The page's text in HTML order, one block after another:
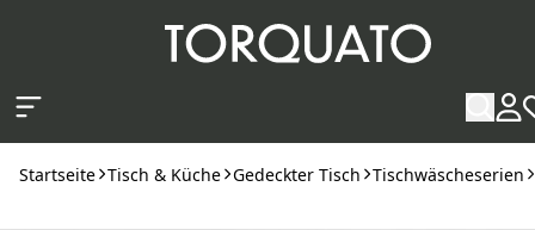
Startseite Tisch & Küche Gedeckter Tisch Tischwäscheserien